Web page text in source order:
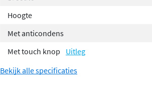
Hoogte
Met anticondens
Met touch knop
Uitleg
Bekijk alle specificaties